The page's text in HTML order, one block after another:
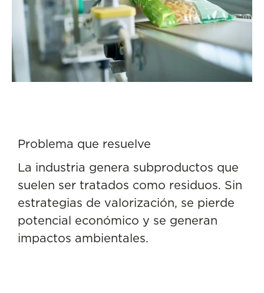
Problema que resuelve
La industria genera subproductos que
suelen ser tratados como residuos. Sin
estrategias de valorización, se pierde
potencial económico y se generan
impactos ambientales.